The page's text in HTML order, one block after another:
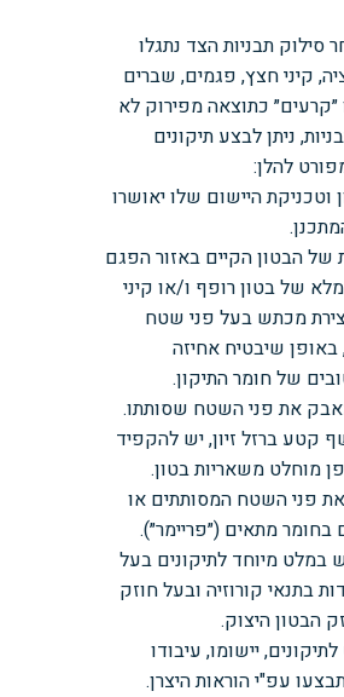
סילוק תבניות הצד נתגלו
קיני חצץ, פגמים, שברים
״קרעים״ כתוצאה מפירוק לא
ניתן לבצע תיקונים
להלן:
וטכניקת היישום שלו יאושרו
של הבטון הקיים באזור הפגם
של בטון רופף ו/או קיני
מכתש בעל פני שטח
שיבטיח אחיזה
של חומר התיקון.
את פני השטח שסותתו.
קטע ברזל זיון, יש להקפיד
מוחלט משאריות בטון.
פני השטח המסותתים או
בחומר מתאים (״פריימר״).
מיוחד לתיקונים בעל
בתנאי קורוזיה ובעל חוזק
הבטון היצוק.
יישומו, עיבודו
עפ"י הוראות היצרן.